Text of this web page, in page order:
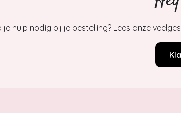
hulp nodig bij je bestelling? Lees onze